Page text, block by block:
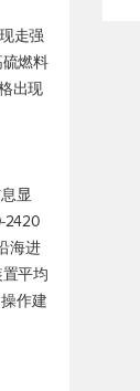
走强
燃料
出现
显
2420
海进
平均
作建